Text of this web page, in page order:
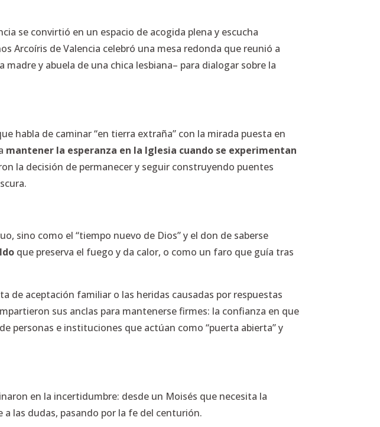
se convirtió en un espacio de acogida plena y escucha
Arcoíris de Valencia celebró una mesa redonda que reunió a
y abuela de una chica lesbiana– para dialogar sobre la
habla de caminar “en tierra extraña” con la mirada puesta en
mantener la esperanza en la Iglesia cuando se experimentan
la decisión de permanecer y seguir construyendo puentes
sino como el “tiempo nuevo de Dios” y el don de saberse
que preserva el fuego y da calor, o como un faro que guía tras
de aceptación familiar o las heridas causadas por respuestas
sus anclas para mantenerse firmes: la confianza en que
personas e instituciones que actúan como “puerta abierta” y
en la incertidumbre: desde un Moisés que necesita la
las dudas, pasando por la fe del centurión.